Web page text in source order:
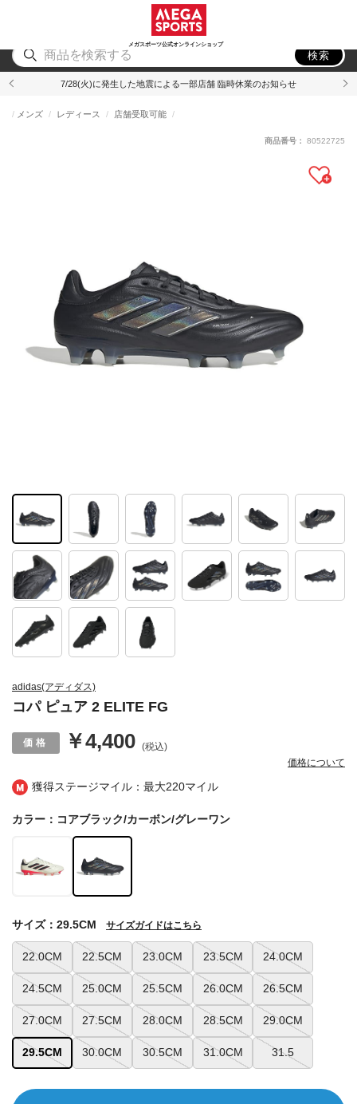
メガスポーツ公式オンラインショップ
アウトドア
検索
7/28(火)に発生した地震による一部店舗 臨時休業のお知らせ
獲得ステージマイル：最大220マイル
adidas(アディダス)
コパ ピュア 2 ELITE FG
メンズ レディース 店舗受取可能
￥4,400 (税込)
価格について
商品番号： 80522725
カラー：コアブラック/カーボン/グレーワン
22.0CM 22.5CM 23.0CM 23.5CM 24.0CM
24.5CM 25.0CM 25.5CM 26.0CM 26.5CM
27.0CM 27.5CM 28.0CM 28.5CM 29.0CM
29.5CM 30.0CM 30.5CM 31.0CM 31.5
サイズ：29.5CM サイズガイドはこちら